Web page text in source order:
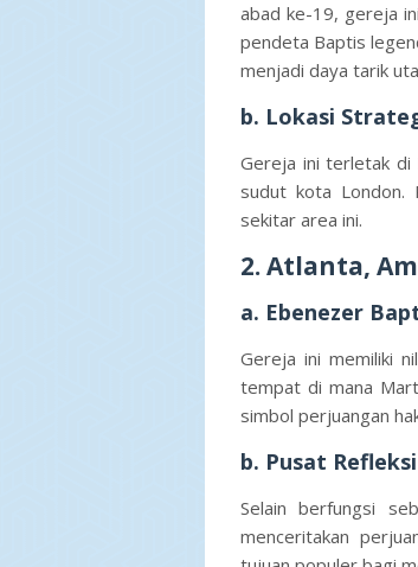
abad ke-19, gereja
pendeta Baptis
menjadi daya tarik
b. Lokasi
Gereja ini terletak di
sudut kota London.
sekitar area ini.
2. Atlanta,
a. Ebenezer
Gereja ini memiliki
tempat di mana
simbol perjuangan
b. Pusat
Selain berfungsi
menceritakan